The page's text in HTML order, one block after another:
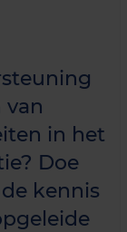
in het
Doe
kennis